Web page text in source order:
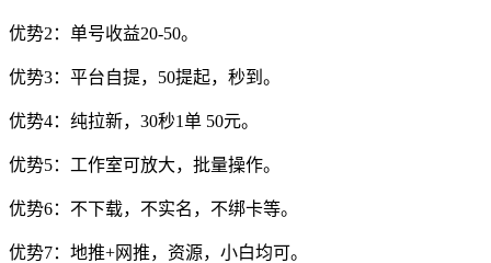
优势2：单号收益20-50。
优势3：平台自提，50提起，秒到。
优势4：纯拉新，30秒1单 50元。
优势5：工作室可放大，批量操作。
优势6：不下载，不实名，不绑卡等。
优势7：地推+网推，资源，小白均可。